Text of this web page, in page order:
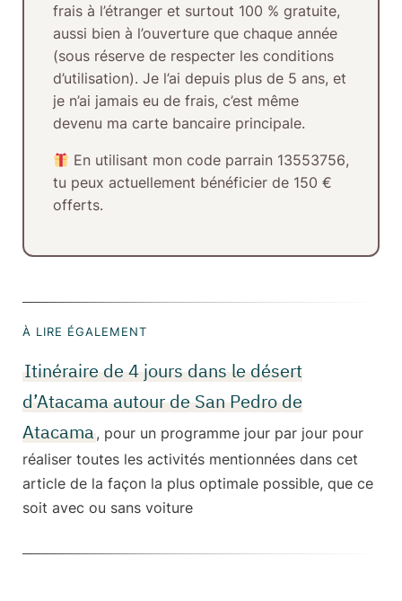
frais à l’étrangeret surtout 100 % gratuite,
aussi bien à l’ouverture que chaque année
(sous réserve de respecter les conditions
d’utilisation). Je l’ai depuis plus de 5 ans, et
je n’ai jamais eu de frais, c’est même
devenu ma carte bancaire principale.
En utilisant mon code parrain 13553756,
tu peux actuellement bénéficier de 150 €
offerts.
À LIRE ÉGALEMENT
Itinéraire de 4 jours dans le désert
d’Atacama autour de San Pedro de
Atacama, pour un programme jour par jour pour
réaliser toutes les activités mentionnées dans cet
article de la façon la plus optimale possible, que ce
soit avec ou sans voiture